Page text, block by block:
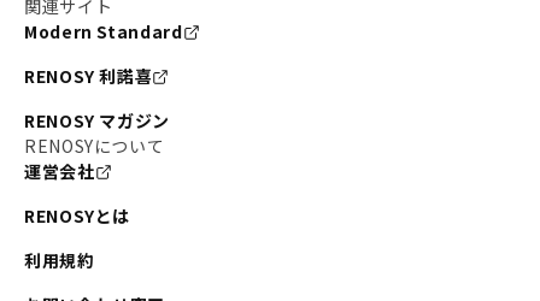
関連サイト
Modern Standard
RENOSY 利諾喜
RENOSY マガジン
RENOSYについて
運営会社
RENOSYとは
利用規約